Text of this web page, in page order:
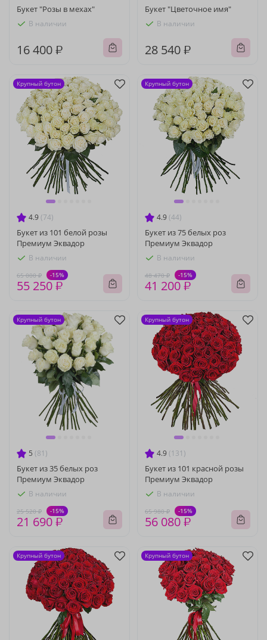
Букет "Розы в мехах"
В наличии
16 400 ₽
Букет "Цветочное имя"
В наличии
28 540 ₽
4.9 (74)
Букет из 101 белой розы
Премиум Эквадор
В наличии
65 000 ₽ -15%
55 250 ₽
Крупный бутон
4.9 (44)
Букет из 75 белых роз
Премиум Эквадор
В наличии
48 470 ₽ -15%
41 200 ₽
Крупный бутон
5 (81)
Букет из 35 белых роз
Премиум Эквадор
В наличии
25 520 ₽ -15%
21 690 ₽
Крупный бутон
4.9 (131)
Букет из 101 красной розы
Премиум Эквадор
В наличии
65 980 ₽ -15%
56 080 ₽
Крупный бутон
Крупный бутон Крупный бутон